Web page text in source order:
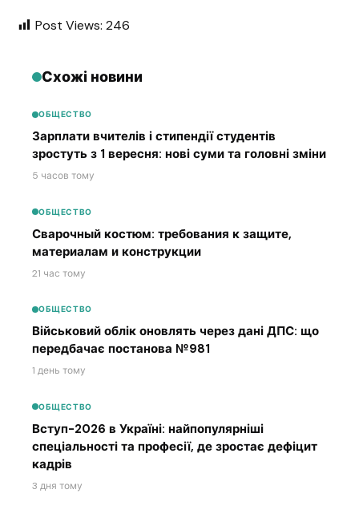
Post Views: 246
Схожі новини
ОБЩЕСТВО
Зарплати вчителів і стипендії студентів
зростуть з 1 вересня: нові суми та головні зміни
5 часов тому
ОБЩЕСТВО
Сварочный костюм: требования к защите,
материалам и конструкции
21 час тому
ОБЩЕСТВО
Військовий облік оновлять через дані ДПС: що
передбачає постанова №981
1 день тому
ОБЩЕСТВО
Вступ-2026 в Україні: найпопулярніші
спеціальності та професії, де зростає дефіцит
кадрів
3 дня тому